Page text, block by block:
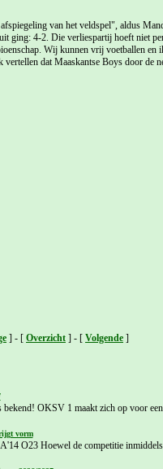
van het veldspel", aldus
ging: 4-2. Die verliespartij hoeft niet
Wij kunnen vrij voetballen en
dat Maaskantse Boys door de
] - [ Overzicht ] - [ Volgende ]
OKSV 1 maakt zich op voor
vorm
O23 Hoewel de competitie